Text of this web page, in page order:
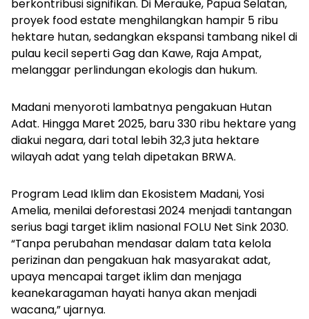
berkontribusi signifikan. Di Merauke, Papua Selatan,
proyek food estate menghilangkan hampir 5 ribu
hektare hutan, sedangkan ekspansi tambang nikel di
pulau kecil seperti Gag dan Kawe, Raja Ampat,
melanggar perlindungan ekologis dan hukum.
Madani menyoroti lambatnya pengakuan Hutan
Adat. Hingga Maret 2025, baru 330 ribu hektare yang
diakui negara, dari total lebih 32,3 juta hektare
wilayah adat yang telah dipetakan BRWA.
Program Lead Iklim dan Ekosistem Madani, Yosi
Amelia, menilai deforestasi 2024 menjadi tantangan
serius bagi target iklim nasional FOLU Net Sink 2030.
“Tanpa perubahan mendasar dalam tata kelola
perizinan dan pengakuan hak masyarakat adat,
upaya mencapai target iklim dan menjaga
keanekaragaman hayati hanya akan menjadi
wacana,” ujarnya.